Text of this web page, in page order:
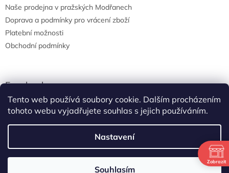
Tento web používá soubory cookie. Dalším procházením
tohoto webu vyjadřujete souhlas s jejich používáním.
Nastavení
Souhlasím
Letní otevíračka: po-středa od osmi do dvou, čtvrtek-pátek od
Naše prodejna v pražských Modřanech
Doprava a podmínky pro vrácení zboží
Platební možnosti
Obchodní podmínky
Facebook
Vytvořil Shoptet
Sport Spin s.r.o.. Všechna práva vyhrazena.
Zobrazit